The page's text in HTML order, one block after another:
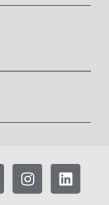
I
n
L
i